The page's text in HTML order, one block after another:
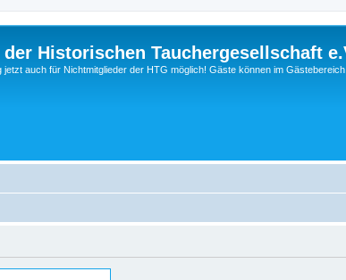
der Historischen Tauchergesellschaft
jetzt auch für Nichtmitglieder der HTG möglich! Gäste können im